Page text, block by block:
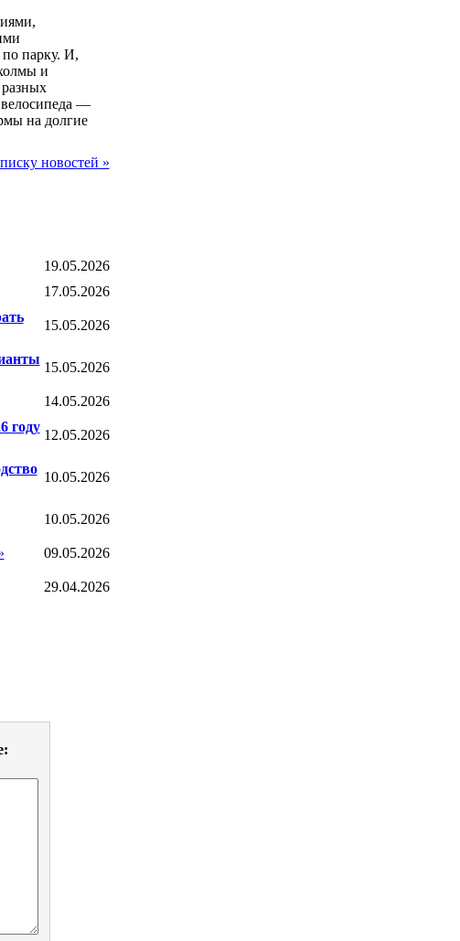
парку. И,
и
—
на долгие
новостей »
19.05.2026
17.05.2026
15.05.2026
15.05.2026
14.05.2026
году
12.05.2026
10.05.2026
10.05.2026
09.05.2026
29.04.2026